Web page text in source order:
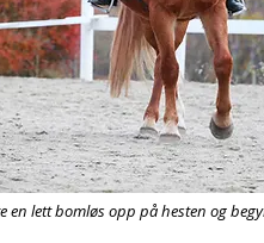
en lett bomløs opp på hesten og